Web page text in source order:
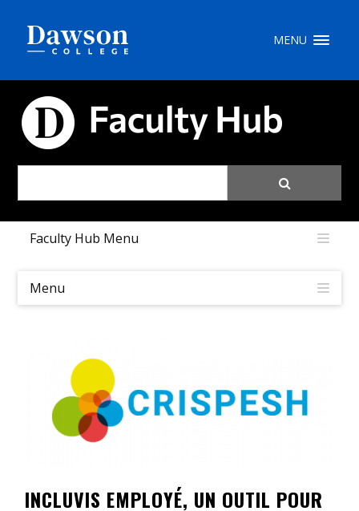
MENU
Faculty Hub Menu
Menu
INCLUVIS EMPLOYÉ, UN OUTIL POUR
portail My Dawson///
Carrières
Informations